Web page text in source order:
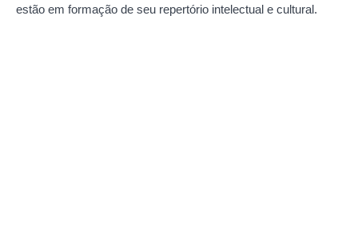
estão em formação de seu repertório intelectual e cultural.